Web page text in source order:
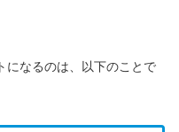
になるのは、以下のことで